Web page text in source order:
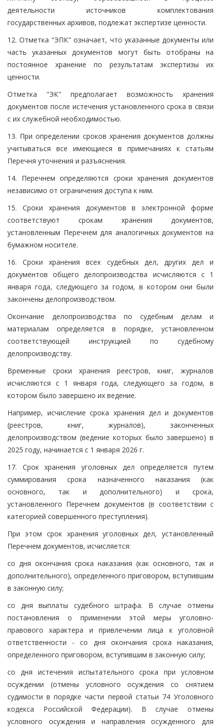
деятельности источников комплектования
государственных архивов, подлежат экспертизе ценности.
12. Отметка "ЭПК" означает, что указанные документы или
часть указанных документов могут быть отобраны на
постоянное хранение по результатам экспертизы их
ценности.
Отметка "ЭК" предполагает возможность хранения
документов после истечения установленного срока в связи
с их служебной необходимостью.
13. При определении сроков хранения документов должны
учитываться все имеющиеся в примечаниях к статьям
Перечня уточнения и разъяснения.
14. Перечнем определяются сроки хранения документов
независимо от ограничения доступа к ним.
15. Сроки хранения документов в электронной форме
соответствуют срокам хранения документов,
установленным Перечнем для аналогичных документов на
бумажном носителе.
16. Сроки хранения всех судебных дел, других дел и
документов общего делопроизводства исчисляются с 1
января года, следующего за годом, в котором они были
закончены делопроизводством.
Окончание делопроизводства по судебным делам и
материалам определяется в порядке, установленном
соответствующей инструкцией по судебному
делопроизводству.
Временные сроки хранения реестров, книг, журналов
исчисляются с 1 января года, следующего за годом, в
котором было завершено их ведение.
Например, исчисление срока хранения дел и документов
(реестров, книг, журналов), законченных
делопроизводством (ведение которых было завершено) в
2025 году, начинается с 1 января 2026 г.
17. Срок хранения уголовных дел определяется путем
суммирования срока назначенного наказания (как
основного, так и дополнительного) и срока,
установленного Перечнем документов (в соответствии с
категорией совершенного преступления).
При этом срок хранения уголовных дел, установленный
Перечнем документов, исчисляется:
со дня окончания срока наказания (как основного, так и
дополнительного), определенного приговором, вступившим
в законную силу;
со дня выплаты судебного штрафа. В случае отмены
постановления о применении этой меры уголовно-
правового характера и привлечении лица к уголовной
ответственности - со дня окончания срока наказания,
определенного приговором, вступившим в законную силу;
со дня истечения испытательного срока при условном
осуждении (отмены условного осуждения со снятием
судимости в порядке части первой статьи 74 Уголовного
кодекса Российской Федерации). В случае отмены
условного осуждения и направления осужденного для